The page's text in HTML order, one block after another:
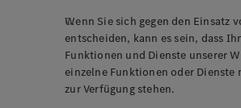
Wenn Sie sich gegen den Einsatz
entscheiden, kann es sein, dass
Funktionen und Dienste unserer
einzelne Funktionen oder Dienste
zur Verfügung stehen.